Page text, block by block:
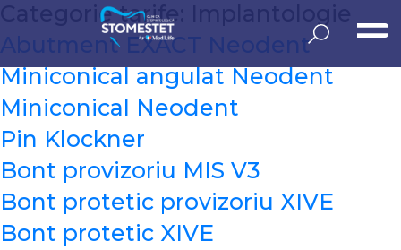
Categorie tarife:
Abutment EXACT Neodent
Miniconical angulat Neodent
Miniconical Neodent
Pin Klockner
Bont provizoriu MIS V3
Bont protetic provizoriu XIVE
Bont protetic XIVE